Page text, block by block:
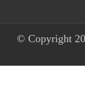
© Copyright